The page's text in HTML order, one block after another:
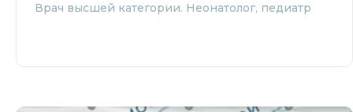
Врач высшей категории. Неонатолог, педиатр